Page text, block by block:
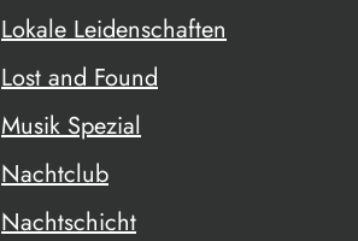
Lokale Leidenschaften
Lost and Found
Musik Spezial
Nachtclub
Nachtschicht